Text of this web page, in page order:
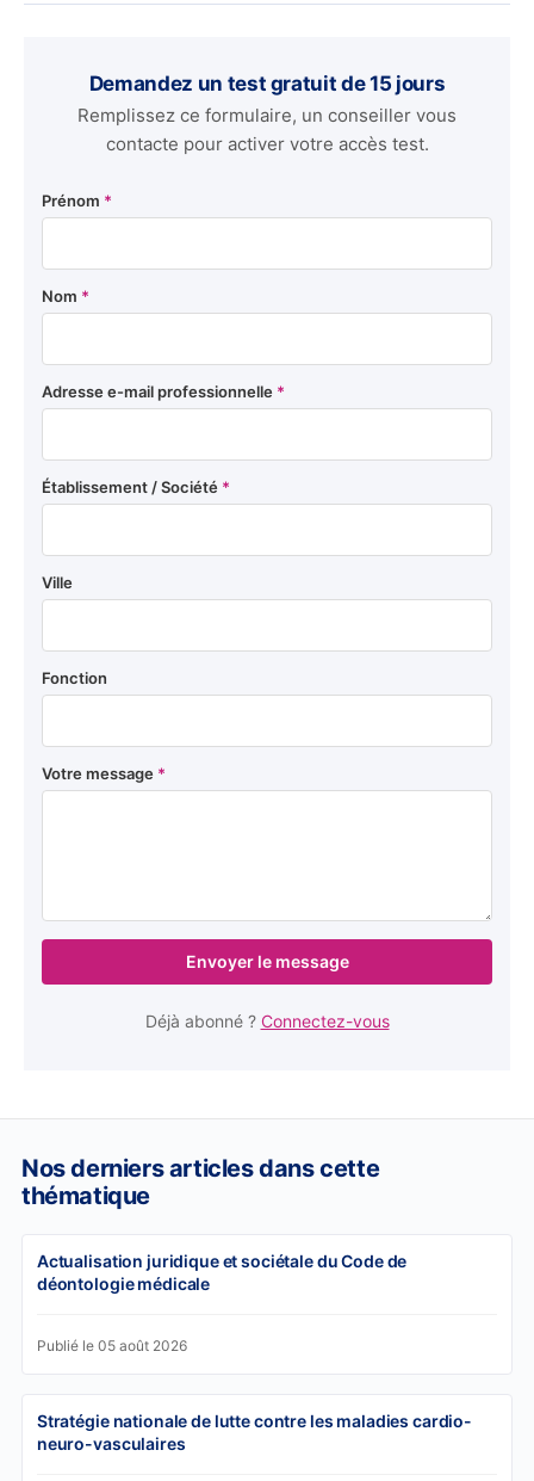
Demandez un test gratuit de 15 jours
Remplissez ce formulaire, un conseiller vous
contacte pour activer votre accès test.
Prénom *
Nom *
Adresse e-mail professionnelle *
Établissement / Société *
Ville
Fonction
Votre message *
Envoyer le message
Déjà abonné ? Connectez-vous
Nos derniers articles dans cette
thématique
Actualisation juridique et sociétale du Code de
déontologie médicale
Publié le 05 août 2026
Stratégie nationale de lutte contre les maladies cardio-
neuro-vasculaires